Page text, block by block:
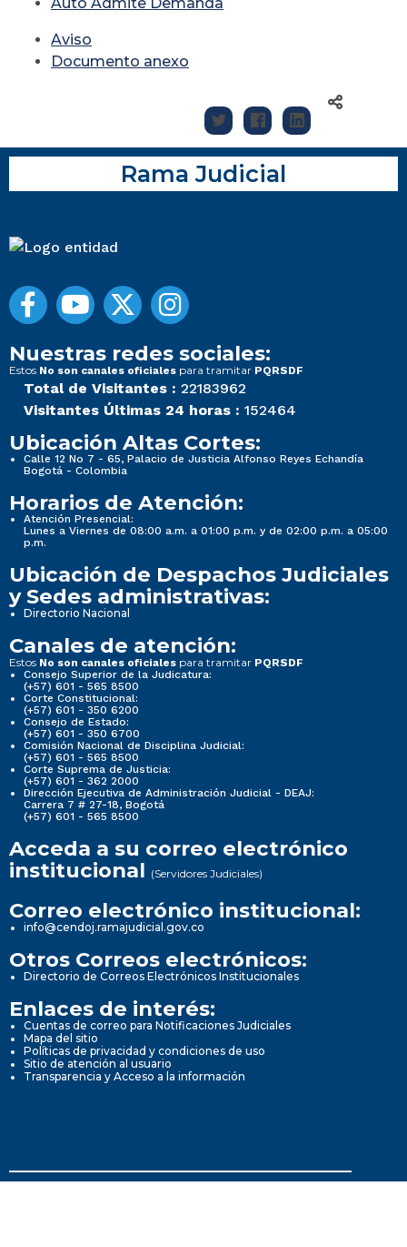
Aviso
Documento anexo
Rama Judicial
Nuestras redes sociales:
Estos No son canales oficiales para tramitar PQRSDF
Total de Visitantes : 22183962
Visitantes Últimas 24 horas : 152464
Ubicación Altas Cortes:
Calle 12 No 7 - 65, Palacio de Justicia Alfonso Reyes Echandía
Bogotá - Colombia
Horarios de Atención:
Atención Presencial:
Lunes a Viernes de 08:00 a.m. a 01:00 p.m. y de 02:00 p.m. a 05:00
p.m.
Ubicación de Despachos Judiciales
y Sedes administrativas:
Directorio Nacional
Canales de atención:
Estos No son canales oficiales para tramitar PQRSDF
Consejo Superior de la Judicatura:
(+57) 601 - 565 8500
Corte Constitucional:
(+57) 601 - 350 6200
Consejo de Estado:
(+57) 601 - 350 6700
Comisión Nacional de Disciplina Judicial:
(+57) 601 - 565 8500
Corte Suprema de Justicia:
(+57) 601 - 362 2000
Dirección Ejecutiva de Administración Judicial - DEAJ:
Carrera 7 # 27-18, Bogotá
(+57) 601 - 565 8500
Acceda a su correo electrónico
institucional (Servidores Judiciales)
Correo electrónico institucional:
info@cendoj.ramajudicial.gov.co
Otros Correos electrónicos:
Directorio de Correos Electrónicos Institucionales
Enlaces de interés:
Cuentas de correo para Notificaciones Judiciales
Mapa del sitio
Políticas de privacidad y condiciones de uso
Sitio de atención al usuario
Transparencia y Acceso a la información